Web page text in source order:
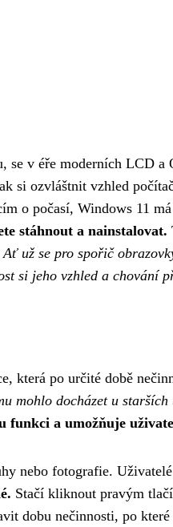
v éře moderních LCD
si ozvláštnit vzhled
o počasí, Windows 11
stáhnout a nainstalovat.
Ať už se pro spořič
si jeho vzhled a chování
která po určité době
mohlo docházet u
funkci a umožňuje
nebo fotografie.
Stačí kliknout pravým
dobu nečinnosti, po